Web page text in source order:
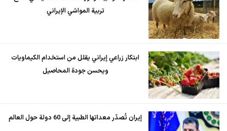
تربية المواشي الإيراني
ابتكار زراعي إيراني يقلل من استخدام الكيماويات
ويحسن جودة المحاصيل
إيران تُصدّر معداتها الطبية إلى 60 دولة حول العالم